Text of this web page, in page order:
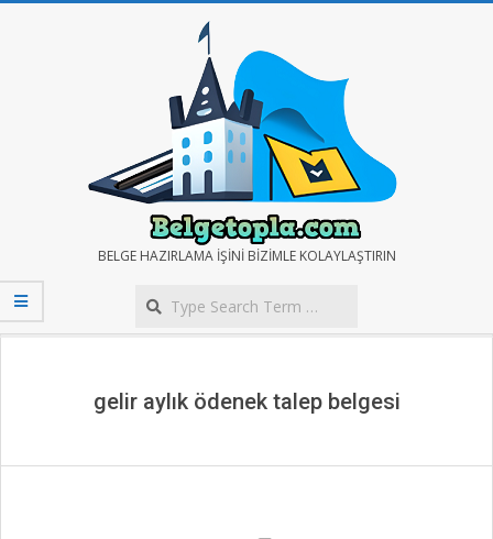
BELGE
TOPLA
BELGE HAZIRLAMA IŞINI BIZIMLE KOLAYLAŞTIRIN
gelir aylık ödenek talep belgesi